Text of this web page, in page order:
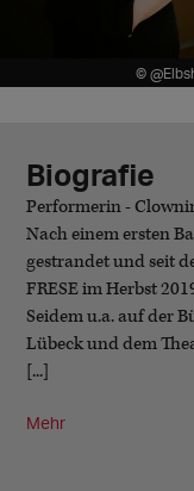
©
Biografie
Performerin -
Nach einem ersten
gestrandet und seit
FRESE im Herbst
Seidem u.a. auf der
Lübeck und dem
[...]
Mehr